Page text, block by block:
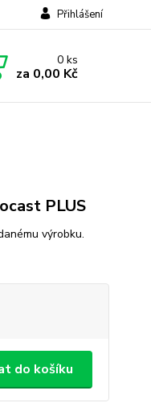
Přihlášení
0ks
za 0,00 Kč
PLUS
výrobku.
do košíku